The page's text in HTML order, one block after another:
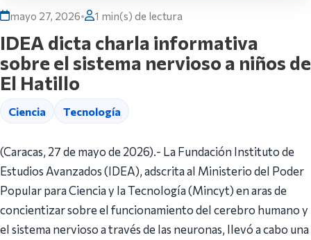
mayo 27, 2026• 1 min(s) de lectura
IDEA dicta charla informativa
sobre el sistema nervioso a niños de
El Hatillo
Ciencia Tecnología
(Caracas, 27 de mayo de 2026).- La Fundación Instituto de
Estudios Avanzados (IDEA), adscrita al Ministerio del Poder
Popular para Ciencia y la Tecnología (Mincyt) en aras de
concientizar sobre el funcionamiento del cerebro humano y
el sistema nervioso a través de las neuronas, llevó a cabo una